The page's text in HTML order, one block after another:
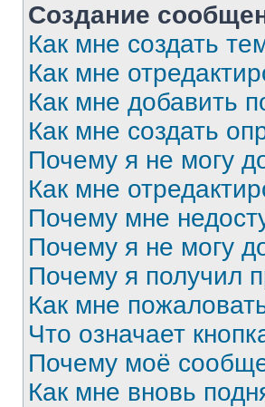
Создание
Как мне создать
Как мне
Как мне добавить
Как мне создать
Почему я не могу
Как мне
Почему мне
Почему я не могу
Почему я получил
Как мне
Что означает
Почему моё
Как мне вновь